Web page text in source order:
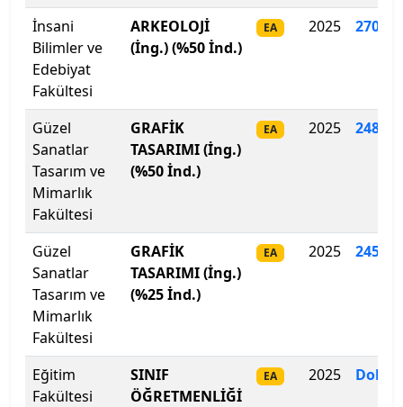
Kafkas Üniversitesi
Kahramanmaraş İstiklal Üniversitesi
Kahramanmaraş Sütçü İmam Üniversitesi
Kahramanmaraş Sütçü İmam Üniversitesi
Kapadokya Üniversitesi
Kapadokya Üniversitesi
Karabük Üniversitesi
Karadeniz Teknik Üniversitesi
Karamanoğlu Mehmetbey Üniversitesi
İnsani
Bilimler ve
Edebiyat
Fakültesi
ARKEOLOJİ
(İng.) (%50 İnd.)
EA 2025
Güzel
Sanatlar
Tasarım ve
Mimarlık
Fakültesi
GRAFİK
TASARIMI (İng.)
(%50 İnd.)
EA 2025
Güzel
Sanatlar
Tasarım ve
Mimarlık
Fakültesi
GRAFİK
TASARIMI (İng.)
(%25 İnd.)
EA 2025 245
Eğitim
Fakültesi
SINIF
ÖĞRETMENLİĞİ
EA 2025